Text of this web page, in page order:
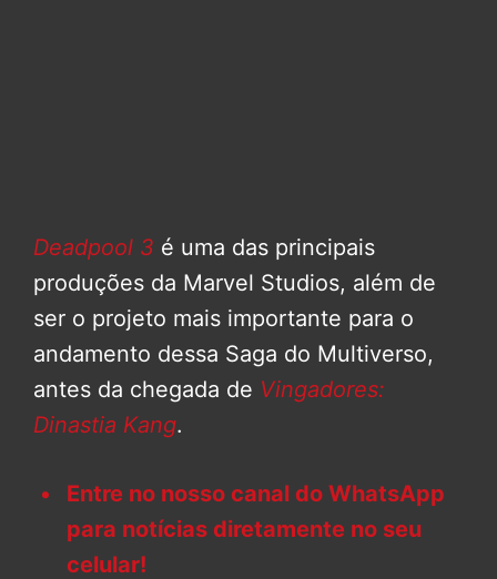
Deadpool 3 é uma das principais
produções da Marvel Studios, além de
ser o projeto mais importante para o
andamento dessa Saga do Multiverso,
antes da chegada de Vingadores:
Dinastia Kang.
Entre no nosso canal do WhatsApp
para notícias diretamente no seu
celular!